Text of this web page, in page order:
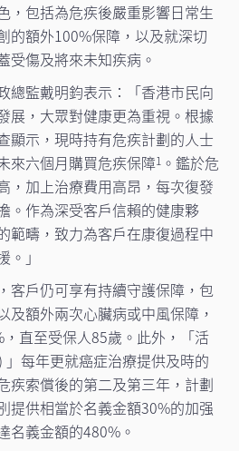
，包括為危疾後嚴重影響日常生
的額外100%保障，以及就深切
受傷及將來未知疾病。
總監戴明鈞表示：「香港市民向
展，大眾對健康更為重視。根據
顯示，現時持有危疾計劃的人士
來六個月購買危疾保障1 。鑑於危
，加上治療費用高昂，每次復發
。作為深受客戶信賴的健康夥
範疇，致力為客戶在康復過程中
。」
客戶仍可享有持續守護保障，包
及額外兩次心臟病或中風保障，
直至受保人85歲。此外，「活
每年更就癌症治療提供及時的
疾索償後的第二及第三年，計劃
提供相當於名義金額30%的加强
名義金額的480%。